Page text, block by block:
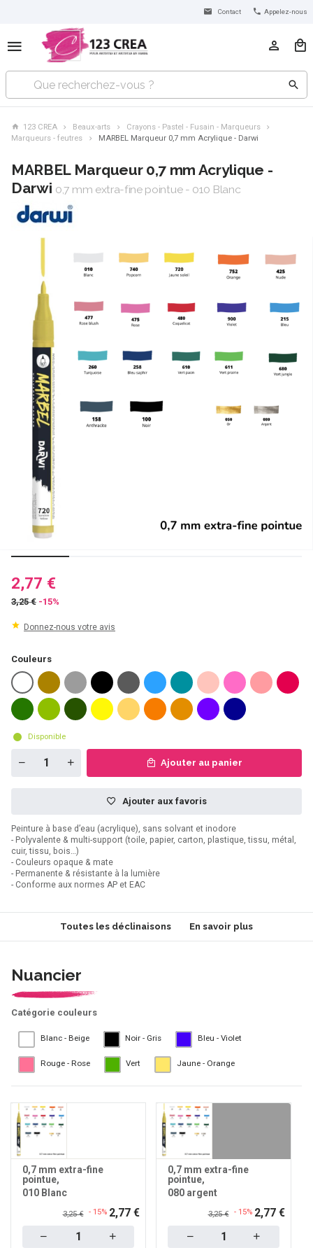
Contact Appelez-nous
123 CREA Beaux-arts
Crayons - Pastel - Fusain - Marqueurs
Marqueurs - feutres
MARBEL Marqueur 0,7 mm Acrylique - Darwi
MARBEL Marqueur 0,7 mm Acrylique -
Darwi 0,7 mm extra-fine pointue - 010 Blanc
2,77 €
3,25 € -15%
Donnez-nous votre avis
Couleurs
Disponible
Ajouter au panier
Ajouter aux favoris
Peinture à base d’eau (acrylique), sans solvant et inodore
- Polyvalente & multi-support (toile, papier, carton, plastique, tissu, métal,
cuir, tissu, bois…)
- Couleurs opaque & mate
- Permanente & résistante à la lumière
- Conforme aux normes AP et EAC
Toutes les déclinaisons En savoir plus
Nuancier
Catégorie couleurs
Blanc - Beige Noir - Gris Bleu - Violet
Rouge - Rose Vert Jaune - Orange
0,7 mm extra-fine
pointue
010 Blanc
3,25 € - 15% 2,77 €
0,7 mm extra-fine
pointue
080 argent
3,25 € - 15% 2,77 €